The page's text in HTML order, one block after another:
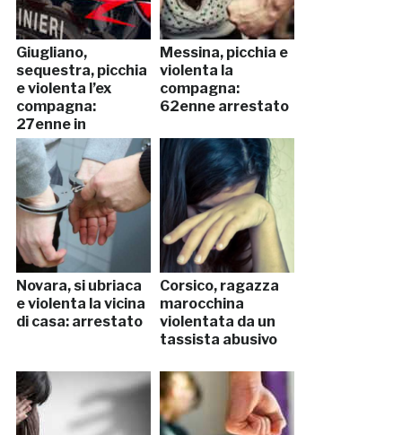
Giugliano,
sequestra, picchia
e violenta l’ex
compagna:
27enne in
manette
Messina, picchia e
violenta la
compagna:
62enne arrestato
Novara, si ubriaca
e violenta la vicina
di casa: arrestato
Corsico, ragazza
marocchina
violentata da un
tassista abusivo